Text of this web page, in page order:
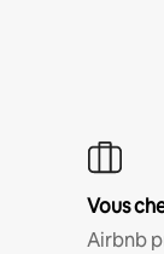
Vous
Airbnb